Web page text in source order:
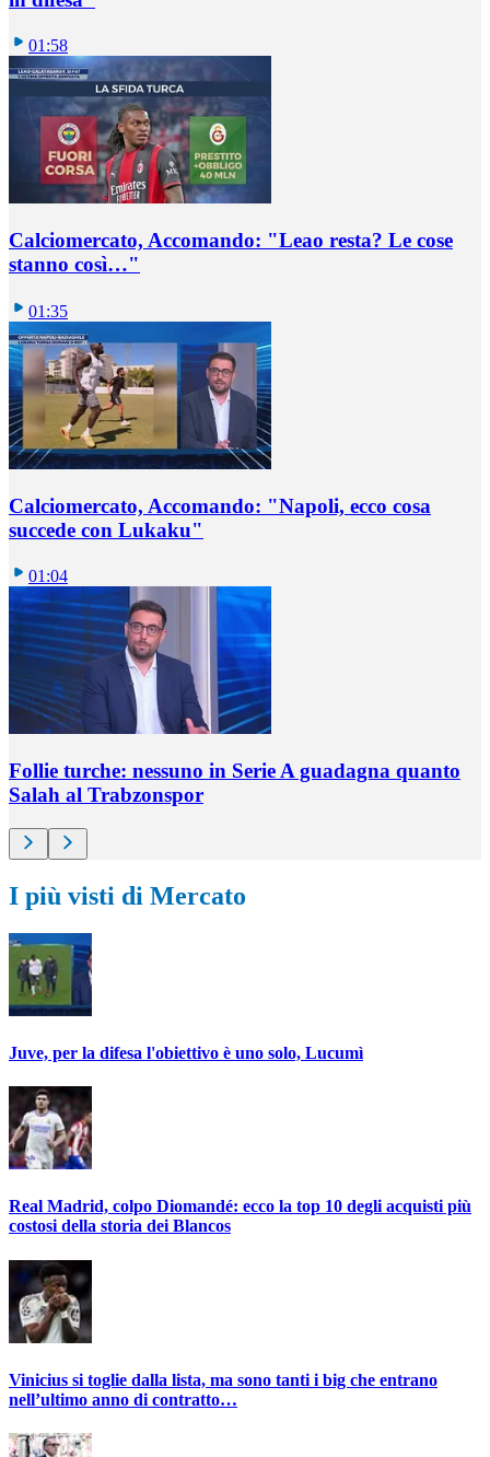
01:58
Calciomercato, Accomando: "Leao resta? Le cose
stanno così…"
01:35
Calciomercato, Accomando: "Napoli, ecco cosa
succede con Lukaku"
01:04
Follie turche: nessuno in Serie A guadagna quanto
Salah al Trabzonspor
I più visti di Mercato
Juve, per la difesa l'obiettivo è uno solo, Lucumì
Real Madrid, colpo Diomandé: ecco la top 10 degli acquisti più
costosi della storia dei Blancos
Vinicius si toglie dalla lista, ma sono tanti i big che entrano
nell’ultimo anno di contratto…